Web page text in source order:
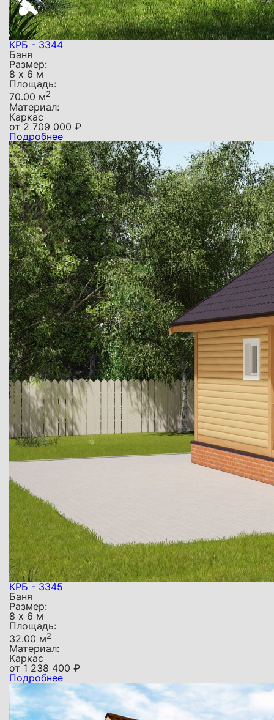
КРБ - 3344
Баня
Размер:
8 х 6 м
Площадь:
70.00 м2
Материал:
Каркас
от2 709 000 ₽
Подробнее
КРБ - 3345
Баня
Размер:
8 х 6 м
Площадь:
32.00 м2
Материал:
Каркас
от1 238 400 ₽
Подробнее